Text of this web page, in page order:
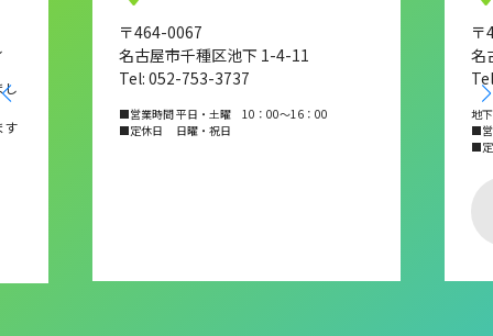
し
す
〒464-0067
名古屋市千種区池下 1-4-11
Tel: 052-753-3737
■営業時間 平日・土曜 10：00～16：00
■定休日 日曜・祝日
〒
名
地
■営
■